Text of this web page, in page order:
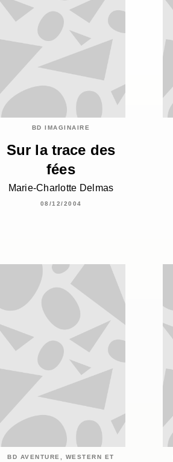
BD IMAGINAIRE
Sur la trace des
fées
Marie-Charlotte Delmas
08/12/2004
BD AVENTURE, WESTERN ET